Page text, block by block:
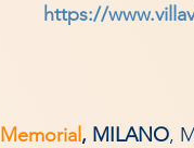
https://
Memorial, MILANO,